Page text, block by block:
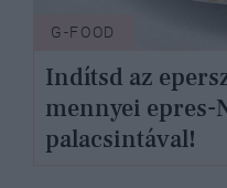
G-FOOD
Indítsd az
mennyei epres-
palacsintával!